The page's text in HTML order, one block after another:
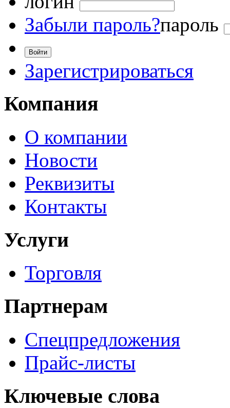
Забыли пароль?пароль
Зарегистрироваться
Компания
О компании
Новости
Реквизиты
Контакты
Услуги
Торговля
Партнерам
Спецпредложения
Прайс-листы
Ключевые слова